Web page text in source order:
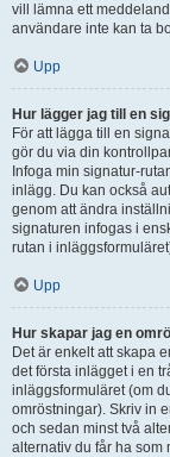
vill lämna ett
användare inte kan ta
Upp
Hur lägger jag till en
För att lägga till en
gör du via din
Infoga min signatur-
inlägg. Du kan också
genom att ändra
signaturen infogas i
rutan i
Upp
Hur skapar jag en
Det är enkelt att skapa
det första inlägget i en
inläggsformuläret (om
omröstningar). Skriv in
och sedan minst två
alternativ du får ha som